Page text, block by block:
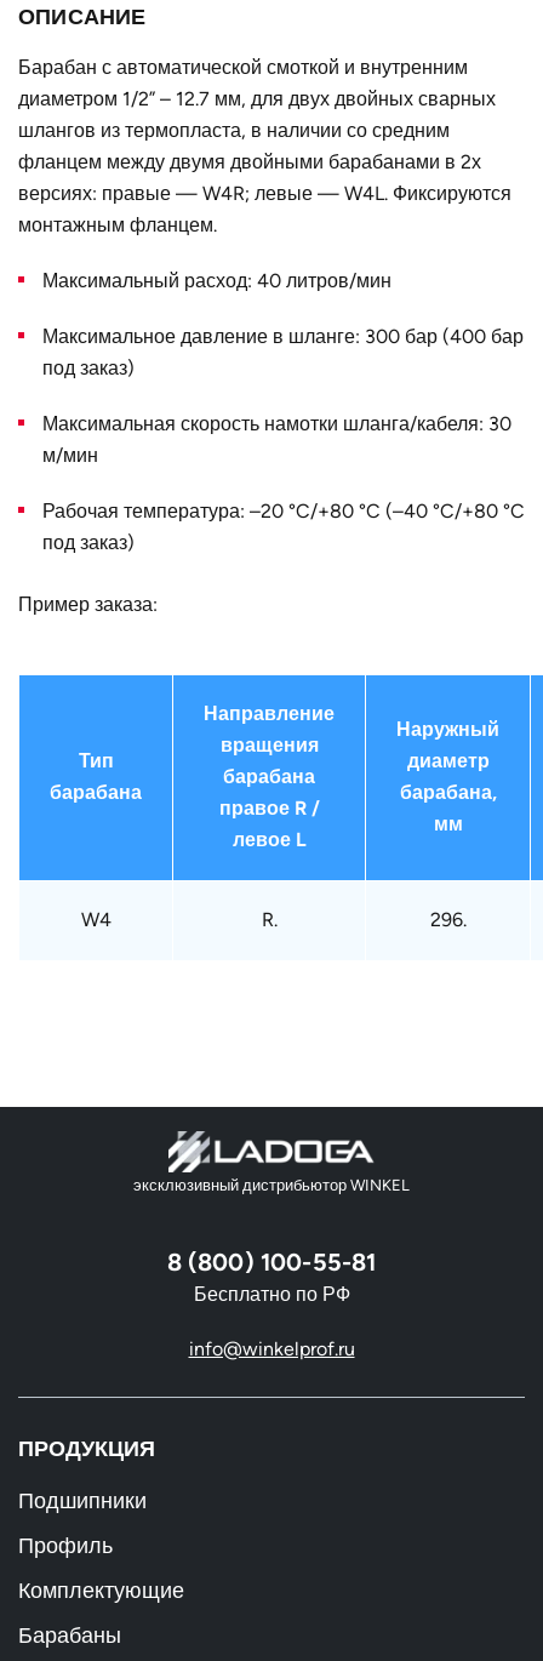
шланга /
A, мм
F, мм
E, мм
B, мм
Конструктивное
исполнение
для двух двойных шлангов
Наружный
диаметр D, мм
620
Страна Германия
ОПИСАНИЕ
Барабан с автоматической смоткой и внутренним
диаметром 1/2” – 12.7 мм, для двух двойных сварных
шлангов из термопласта, в наличии со средним
фланцем между двумя двойными барабанами в 2х
версиях: правые — W4R; левые — W4L. Фиксируются
монтажным фланцем.
Максимальный расход: 40 литров/мин
Максимальное давление в шланге: 300 бар (400 бар
под заказ)
Максимальная скорость намотки шланга/кабеля: 30
м/мин
Рабочая температура: –20 °C/+80 °C (–40 °C/+80 °C
под заказ)
Пример заказа:
Тип
барабана
Направление
вращения
барабана
правое R /
левое L
Наружный
диаметр
барабана,
мм
W4 R. 296.
эксклюзивный дистрибьютор WINKEL
8 (800) 100-55-81
Бесплатно по РФ
info@winkelprof.ru
ПРОДУКЦИЯ
Подшипники
Профиль
Комплектующие
Барабаны